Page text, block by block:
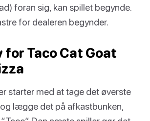
foran sig, kan spillet begynde.
for dealeren begynder.
for Taco Cat Goat
starter med at tage det øverste
lægge det på afkastbunken,